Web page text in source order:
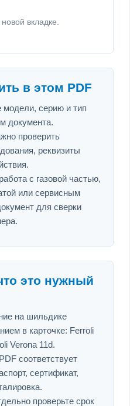
вкладке.
в этом PDF
модели, серию и тип
документа.
проверить
реквизиты
с газовой частью,
или сервисным
для сверки
это нужный
на шильдике
в карточке: Ferroli
Verona 11d.
соответствует
сертификат,
проверьте срок